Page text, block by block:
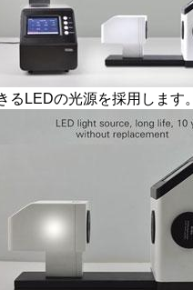
LEDの光源を採用します。